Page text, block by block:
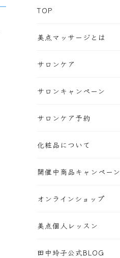
TOP
美点マッサージとは
サロンケア
サロンキャンペーン
サロンケア予約
化粧品について
開催中商品キャンペーン
オンラインショップ
美点個人レッスン
田中玲子公式BLOG